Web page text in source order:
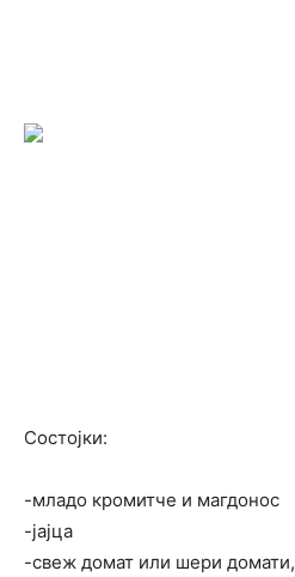
Состојки:
-младо кромитче и магдонос
-јајца
-свеж домат или шери домати,